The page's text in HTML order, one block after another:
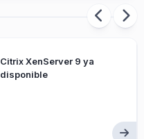
Citrix XenServer 9 ya
disponible